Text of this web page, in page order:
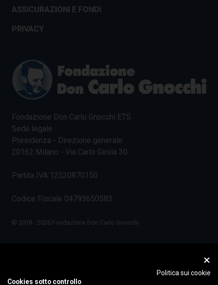
ASSICURAZIONI E FONDI
PRIVACY
Fondazione Don Carlo Gnocchi ETS
Sede legale
Presidenza - Direzione generale
20162 Milano - Via Carlo Girola 30
Partita IVA 12520870150
Codice Fiscale 04793650583
© 2018 - 2026 Fondazione Don Carlo Gnocchi
Politica sui cookie
Cookies sotto controllo